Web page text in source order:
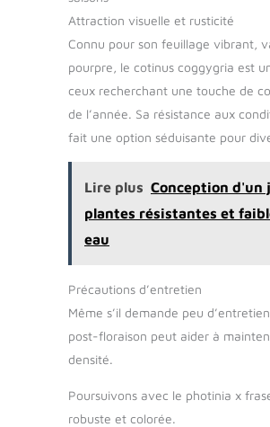
Attraction visuelle et rusticité
Connu pour son feuillage vibrant,
pourpre, le cotinus coggygria est
ceux recherchant une touche de
de l’année. Sa résistance aux
fait une option séduisante pour
Lire plus Conception d'un
plantes résistantes et
eau
Précautions d’entretien
Même s’il demande peu
post-floraison peut aider à
densité.
Poursuivons avec le photinia x
robuste et colorée.